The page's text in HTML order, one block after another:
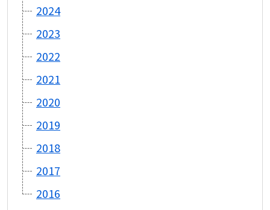
2024
2023
2022
2021
2020
2019
2018
2017
2016